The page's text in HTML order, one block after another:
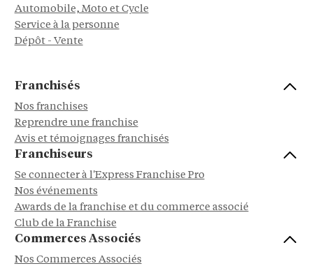
Automobile, Moto et Cycle
Service à la personne
Dépôt - Vente
Franchisés
Nos franchises
Reprendre une franchise
Avis et témoignages franchisés
Franchiseurs
Se connecter à l'Express Franchise Pro
Nos événements
Awards de la franchise et du commerce associé
Club de la Franchise
Commerces Associés
Nos Commerces Associés